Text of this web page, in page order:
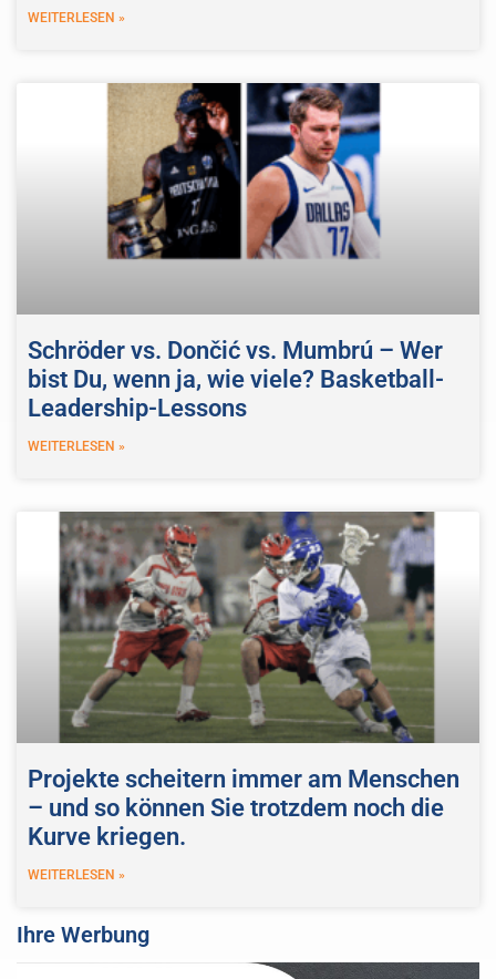
WEITERLESEN »
Schröder vs. Dončić vs. Mumbrú – Wer
bist Du, wenn ja, wie viele? Basketball-
Leadership-Lessons
WEITERLESEN »
Projekte scheitern immer am Menschen
– und so können Sie trotzdem noch die
Kurve kriegen.
WEITERLESEN »
Ihre Werbung